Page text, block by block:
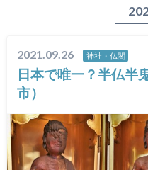
2021.09.26 神社・仏閣
日本で唯一？半仏半
市）